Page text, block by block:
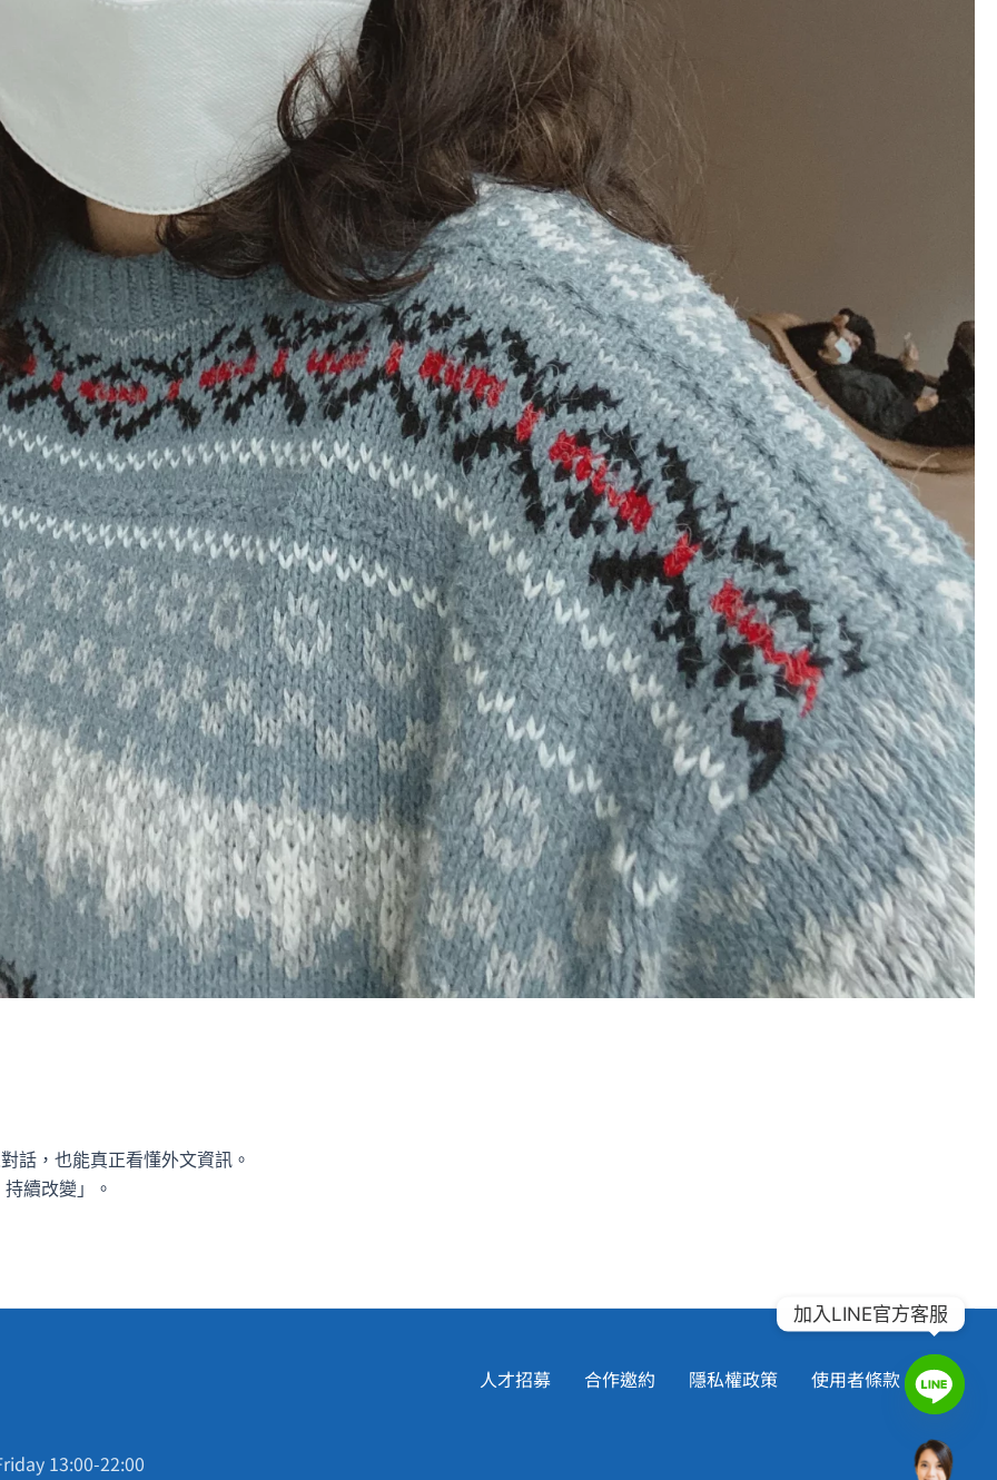
話，也能真正看懂外文資訊。
續改變」。
人才招募 合作邀約 隱私權政策 使用者條款
13:00-22:00
加入LINE官方客服